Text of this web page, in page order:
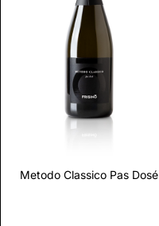
Metodo Classico Pas Dosé
Scopri